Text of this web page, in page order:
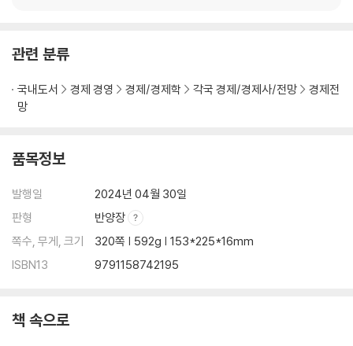
관련 분류
국내도서 경제 경영 경제/경제학 각국 경제/경제사/전망
경제전
망
품목정보
발행일
2024년 04월 30일
판형
반양장
쪽수, 무게, 크기
320쪽 | 592g | 153*225*16mm
ISBN13
9791158742195
책 속으로